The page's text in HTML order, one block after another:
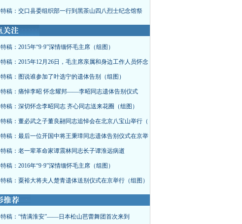
特稿：交口县委组织部一行到黑茶山四八烈士纪念馆祭
特稿：2015年“9·9”深情缅怀毛主席（组图）
特稿：2015年12月26日，毛主席亲属和身边工作人员怀念
特稿：图说谁参加了叶选宁的遗体告别（组图）
特稿：痛悼李昭 怀念耀邦——李昭同志遗体告别仪式
特稿：深切怀念李昭同志 齐心同志送来花圈（组图）
特稿：董必武之子董良翮同志追悼会在北京八宝山举行（
特稿：最后一位开国中将王秉璋同志遗体告别仪式在京举
特稿：老一辈革命家谭震林同志长子谭淮远病逝
特稿：2016年“9·9”深情缅怀毛主席（组图）
特稿：粟裕大将夫人楚青遗体送别仪式在京举行（组图）
特稿：“情满淮安”——日本松山芭蕾舞团首次来到